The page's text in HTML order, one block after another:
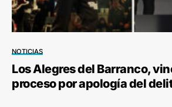
NOTICIAS
Los Alegres del Barranco,
proceso por apología del